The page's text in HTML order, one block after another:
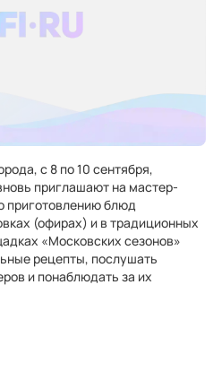
с 8 по 10 сентября,
приглашают на мастер-
приготовлению блюд
(офирах) и в традиционных
«Московских сезонов»
рецепты, послушать
и понаблюдать за их